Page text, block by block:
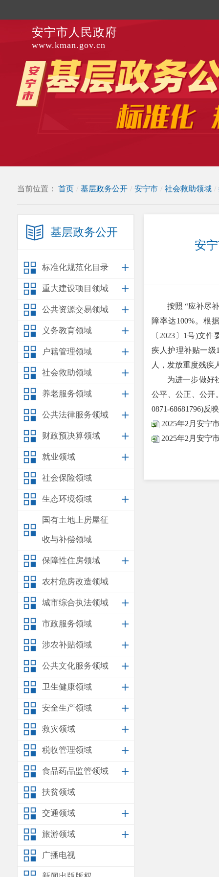
安宁市人民政府
www.kman.gov.cn
当前位置： 首页 / 基层政务公开 / 安宁市 / 社会救助领域 /
基层政务公开
标准化规范化目录
重大建设项目领域
公共资源交易领域
义务教育领域
户籍管理领域
社会救助领域
养老服务领域
公共法律服务领域
财政预决算领域
就业领域
社会保险领域
生态环境领域
国有土地上房屋征
收与补偿领域
保障性住房领域
农村危房改造领域
城市综合执法领域
市政服务领域
涉农补贴领域
公共文化服务领域
卫生健康领域
安全生产领域
救灾领域
税收管理领域
食品药品监管领域
扶贫领域
交通领域
旅游领域
广播电视
安
按照 “应补尽
障率达100%。根
〔2023〕1号)文
疾人护理补贴一级
人，发放重度残疾
为进一步做好社
公平、公正、公开
0871-68681796)反
2025年2月安宁
2025年2月安宁